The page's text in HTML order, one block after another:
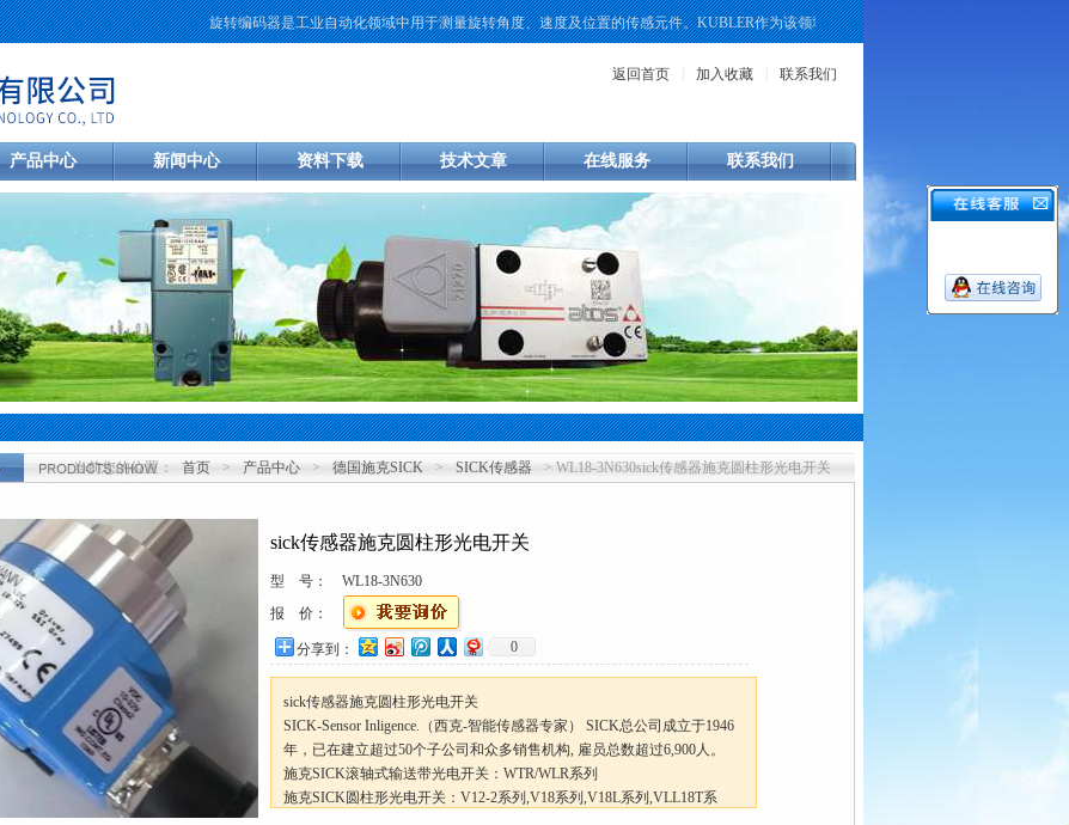
旋转编码器是工业自动化领域中用于测量旋转角度、速度及位置的传感元件。KUBLER作为该领域的一个品牌，其产品线覆盖了增量式、绝
返回首页 加入收藏 联系我们
产品中心 新闻中心 资料下载 技术文章 在线服务 联系我们
当前您的位置： 首页 > 产品中心 > 德国施克SICK > SICK传感器 > WL18-3N630sick传感器施克圆柱形光电开关
sick传感器施克圆柱形光电开关
型 号：
WL18-3N630
报 价：
分享到： 0
sick传感器施克圆柱形光电开关
SICK-Sensor Inligence.（西克-智能传感器专家） SICK总公司成立于1946
年，已在建立超过50个子公司和众多销售机构, 雇员总数超过6,900人。
施克SICK滚轴式输送带光电开关：WTR/WLR系列
施克SICK圆柱形光电开关：V12-2系列,V18系列,V18L系列,VLL18T系